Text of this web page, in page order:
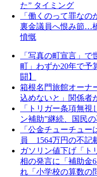
た” タイミング
「働くのって罪な
裏金議員へ恨み節…
憤慨
「写真の町宣言」で
町」わずか20年で予
闘】
箱根名門旅館オーナ
込めないと」関係者
「トリガー条項無
ン補助”継続、国民
「公金チューチュ
員 1564万円の不記
ガソリン値下げ「ト
相の発言に「補助金
れ「小学校の算数の